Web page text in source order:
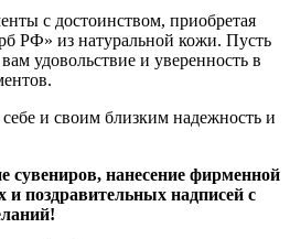
с достоинством, приобретая
РФ» из натуральной кожи. Пусть
удовольствие и уверенность в
и своим близким надежность и
сувениров, нанесение фирменной
поздравительных надписей с